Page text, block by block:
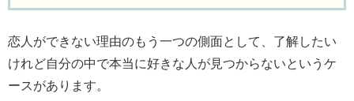
恋人ができない理由のもう一つの側面として、了解したい
けれど自分の中で本当に好きな人が見つからないというケ
ースがあります。